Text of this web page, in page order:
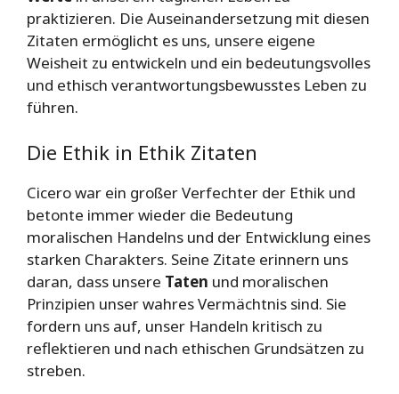
praktizieren. Die Auseinandersetzung mit diesen
Zitaten ermöglicht es uns, unsere eigene
Weisheit zu entwickeln und ein bedeutungsvolles
und ethisch verantwortungsbewusstes Leben zu
führen.
Die Ethik in Ethik Zitaten
Cicero war ein großer Verfechter der Ethik und
betonte immer wieder die Bedeutung
moralischen Handelns und der Entwicklung eines
starken Charakters. Seine Zitate erinnern uns
daran, dass unsere Taten und moralischen
Prinzipien unser wahres Vermächtnis sind. Sie
fordern uns auf, unser Handeln kritisch zu
reflektieren und nach ethischen Grundsätzen zu
streben.